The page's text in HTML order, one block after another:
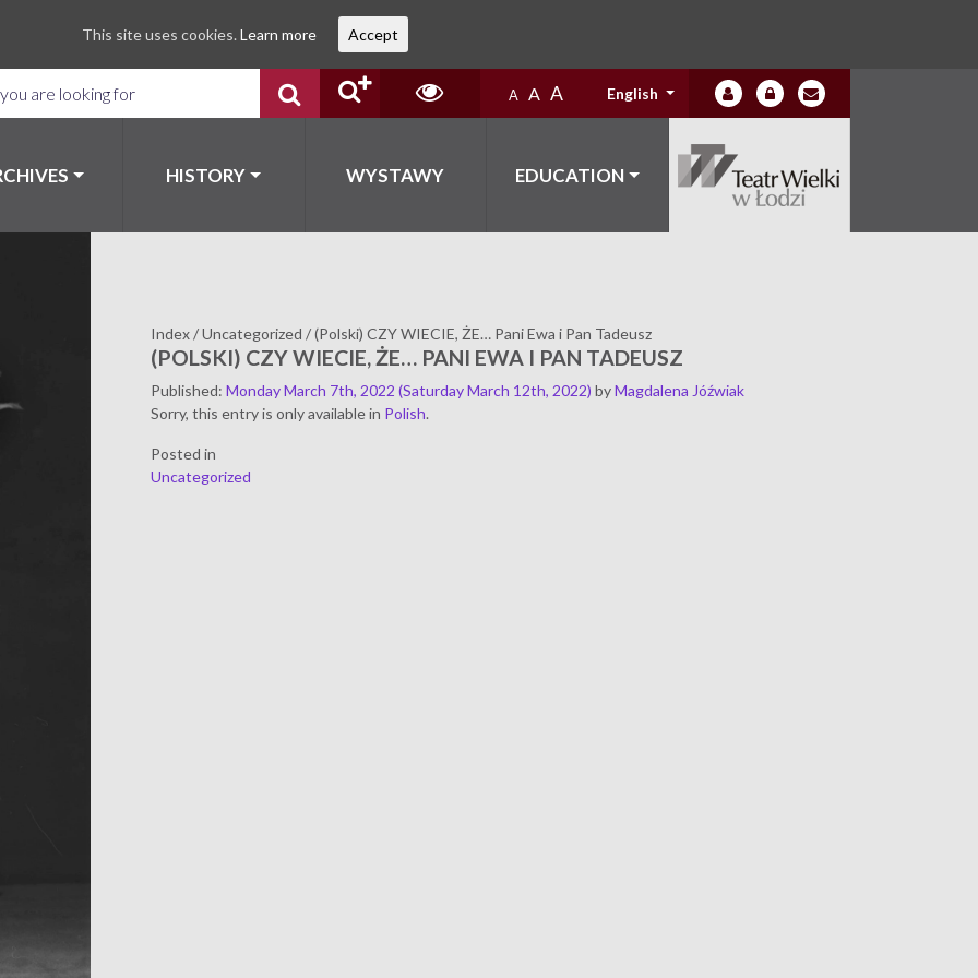
A A A English
HISTORY WYSTAWY EDUCATION
Index/Uncategorized /(Polski) CZY WIECIE, ŻE… Pani Ewa i Pan Tadeusz
(POLSKI) CZY WIECIE, ŻE… PANI EWA I PAN TADEUSZ
Published:Monday March 7th, 2022 (Saturday March 12th, 2022)byMagdalena Jóźwiak
Sorry, this entry is only available in Polish.
Posted in
Uncategorized
This site uses cookies. Learn more Accept